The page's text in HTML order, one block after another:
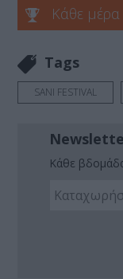
Κάθε
Tags
SANI FESTIVAL
Κάθε βδομάδα